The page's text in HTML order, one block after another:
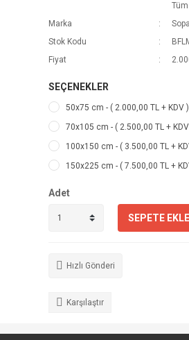
Marka
Stok Kodu
Fiyat
SEÇENEKLER
50x75 cm - ( 2.000,00 TL + KDV )
70x105 cm - ( 2.500,00 TL +
100x150 cm - ( 3.500,00 TL +
150x225 cm - ( 7.500,00 TL +
Adet
SEPETE EKLE
Hızlı Gönderi
Karşılaştır